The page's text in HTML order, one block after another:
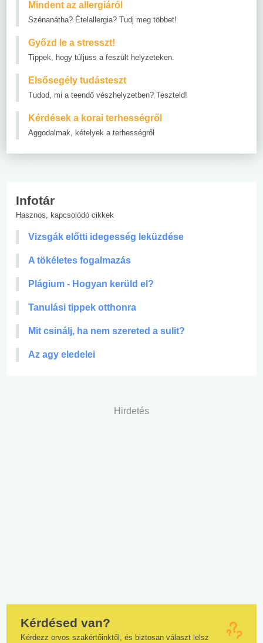
Mindent az allergiáról
Szénanátha? Ételallergia? Tudj meg többet!
Győzd le a stresszt!
Tippek, hogy túljuss a feszült helyzeteken.
Elsősegély tudásteszt
Tudod, mi a teendő vészhelyzetben? Teszteld!
Kérdések a korai terhességről
Aggodalmak, kételyek a terhességről
Infotár
Hasznos, kapcsolódó cikkek
Vizsgák előtti idegesség leküzdése
A tökéletes fogalmazás
Plágium - Hogyan kerüld el?
Tanulási tippek otthonra
Mit csinálj, ha nem szereted a sulit?
Az agy eledelei
Hirdetés
Kérdésed van?
Kérdezz orvos szakértőinktől, és biztosan választ lelsz